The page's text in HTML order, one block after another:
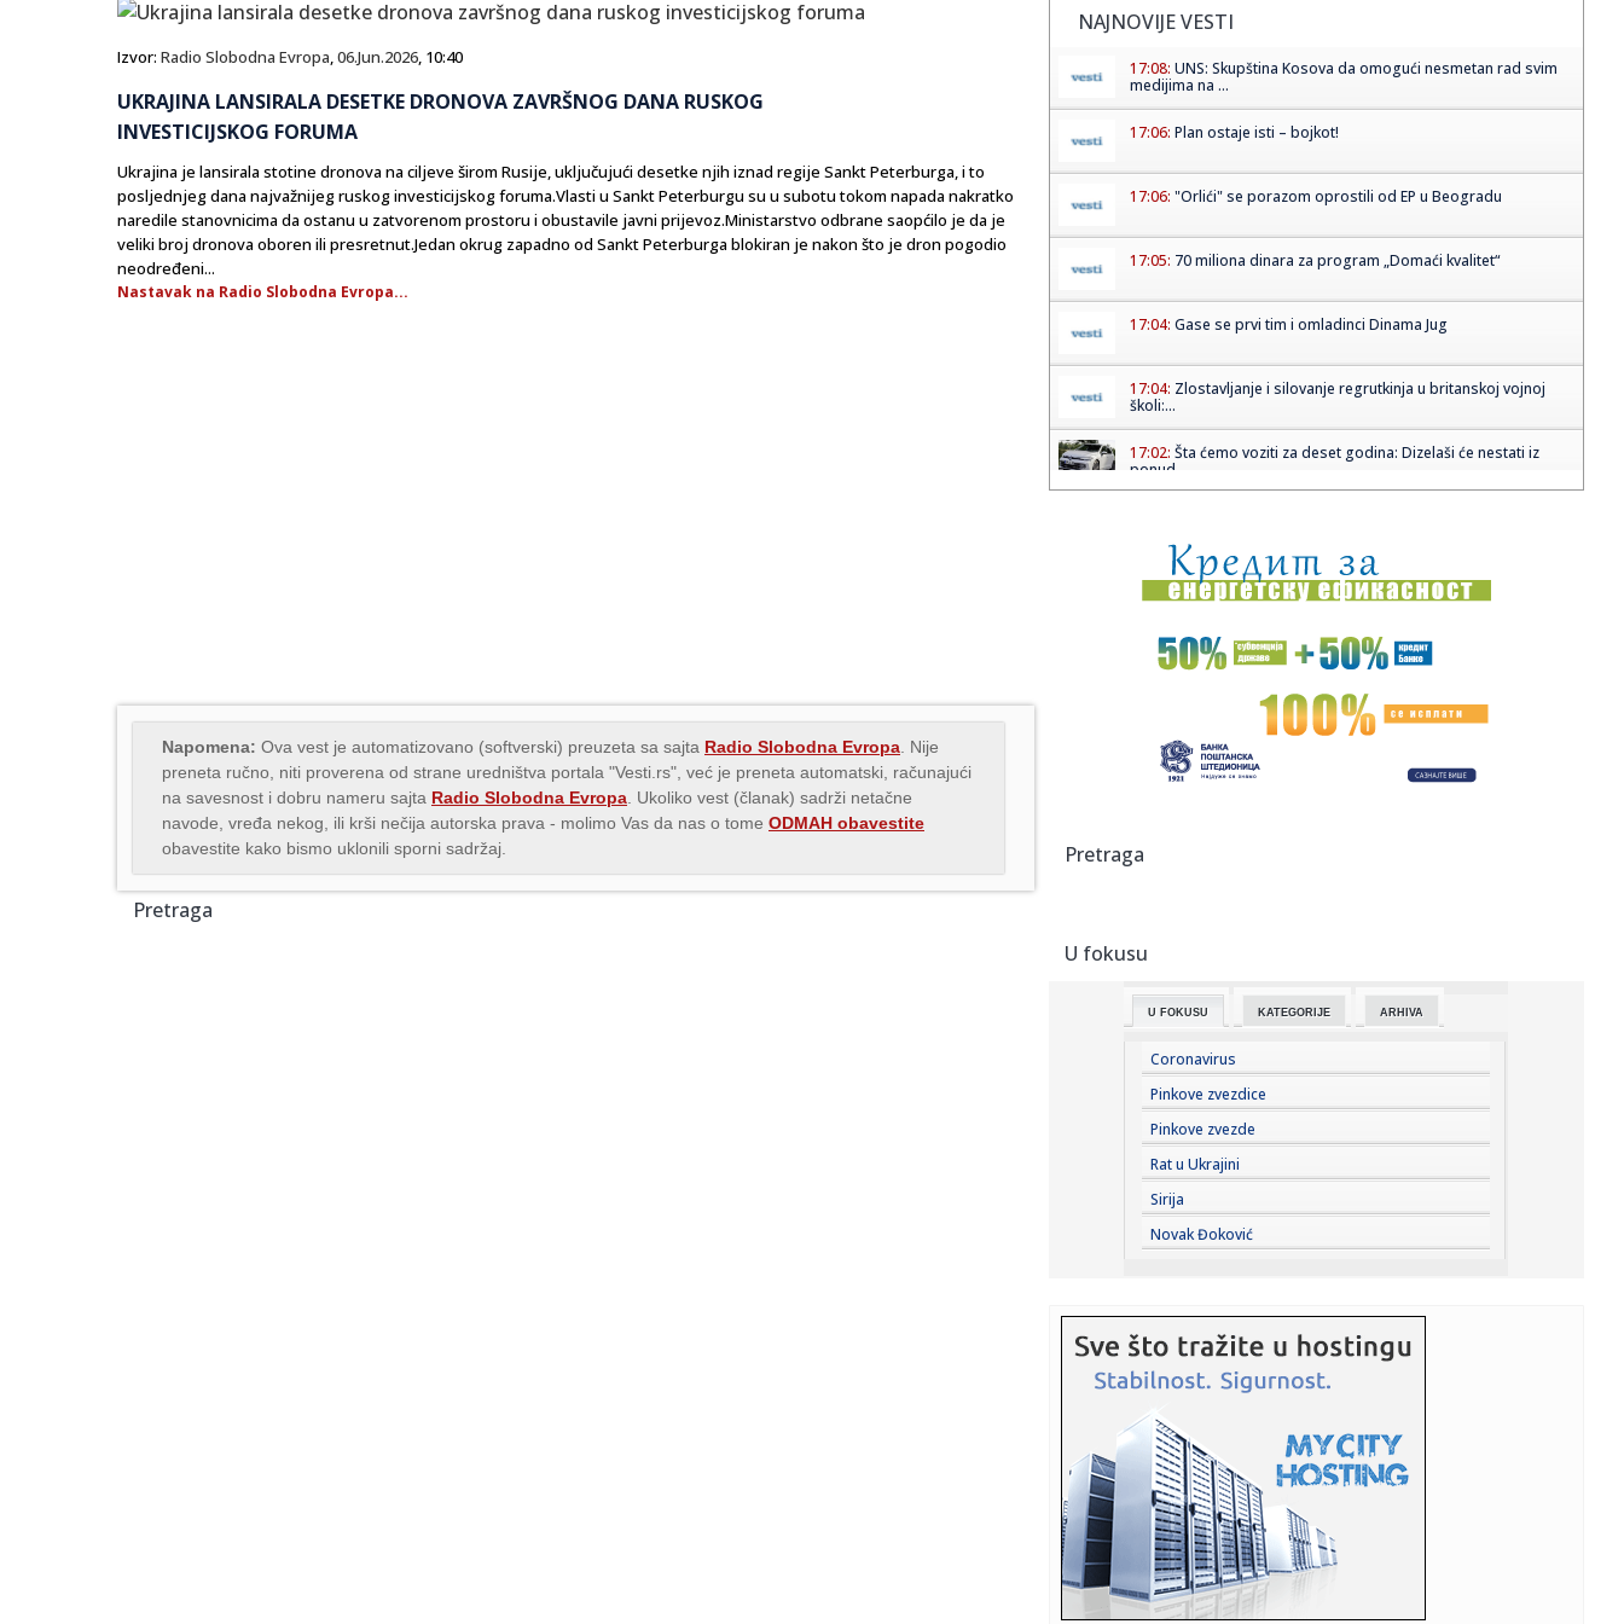
Izvor: Radio Slobodna Evropa,06.Jun.2026, 10:40
UKRAJINA LANSIRALA DESETKE DRONOVA ZAVRŠNOG DANA RUSKOG
INVESTICIJSKOG FORUMA
Ukrajina je lansirala stotine dronova na ciljeve širom Rusije, uključujući desetke njih iznad regije Sankt Peterburga, i to
posljednjeg dana najvažnijeg ruskog investicijskog foruma.Vlasti u Sankt Peterburgu su u subotu tokom napada nakratko
naredile stanovnicima da ostanu u zatvorenom prostoru i obustavile javni prijevoz.Ministarstvo odbrane saopćilo je da je
veliki broj dronova oboren ili presretnut.Jedan okrug zapadno od Sankt Peterburga blokiran je nakon što je dron pogodio
neodređeni...
Nastavak na Radio Slobodna Evropa...
Napomena: Ova vest je automatizovano (softverski) preuzeta sa sajta Radio Slobodna Evropa . Nije
preneta ručno, niti proverena od strane uredništva portala "Vesti.rs", već je preneta automatski, računajući
na savesnost i dobru nameru sajta Radio Slobodna Evropa . Ukoliko vest (članak) sadrži netačne
navode, vređa nekog, ili krši nečija autorska prava - molimo Vas da nas o tome ODMAH obavestite
obavestite kako bismo uklonili sporni sadržaj.
Pretraga
NAJNOVIJE VESTI
17:08: UNS: Skupština Kosova da omogući nesmetan rad svim
medijima na ...
17:06: Plan ostaje isti – bojkot!
17:06: "Orlići" se porazom oprostili od EP u Beogradu
17:05: 70 miliona dinara za program „Domaći kvalitet“
17:04: Gase se prvi tim i omladinci Dinama Jug
17:04: Zlostavljanje i silovanje regrutkinja u britanskoj vojnoj
školi:...
17:02: Šta ćemo voziti za deset godina: Dizelaši će nestati iz
ponud...
16:59:Treća akontacija poreza na imovinu dospeva za plaćanje
15. apri...
16:59:SSP: Ispumpavanje novca iz lokalnih budžeta za
finansiranje Info...
Registrovana prva dva slučaja groznice Zapadnog Nila
16:56:JANAF i MOL potpisali ugovor: Više od dva miliona tona
dok se po...
16:53:
16:48: Колаковић: Водостаји Дунава и Тисе ...
16:49:Mislite da je iskustvo dovoljno za napredovanje? Ove
veštine pra...
16:46:Dodajte ovo u vazu i cveće će duže trajati
16:46:Real ozvaničio najskupljeg fudbalera u svojoj istoriji!
Transfer...
16:43: Narod veruje da ovo donosi pare u kuću
16:43:
gradi vojn...
16:41:Zasedao Republički štab povodom strašnih požara: Ovo
su nove ...
16:41:Kada sport igra za humanost: Fondacija Mozzart spaja
pobede i dob...
16:37:DRAMA BIVŠEG GOLMANA ZVEZDE: Omri Glazer
Pretraga
U fokusu
U FOKUSU KATEGORIJE ARHIVA
Coronavirus
Pinkove zvezdice
Pinkove zvezde
Rat u Ukrajini
Sirija
Novak Đoković